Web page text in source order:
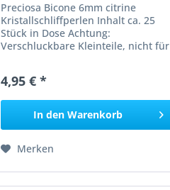
Preciosa Bicone 6mm citrine
Kristallschliffperlen Inhalt ca. 25
Stück in Dose Achtung:
Verschluckbare Kleinteile, nicht für
4,95 € *
In den Warenkorb
Merken